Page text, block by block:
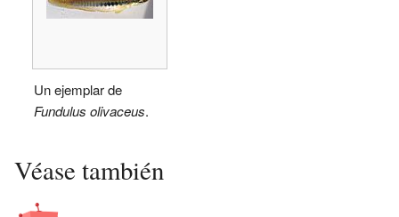
Un ejemplar de
Fundulus olivaceus.
Véase también